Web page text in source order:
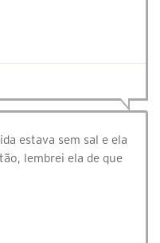
estava sem sal e ela
lembrei ela de que